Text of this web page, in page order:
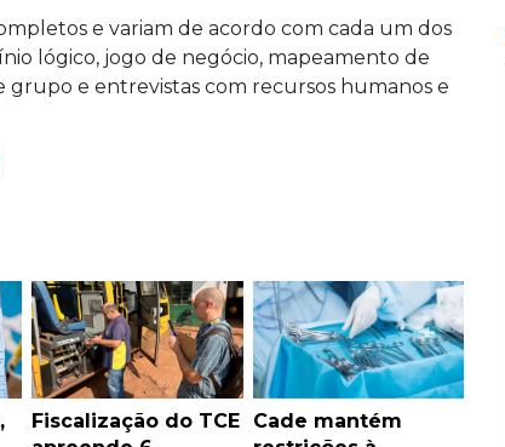
e variam de acordo com cada um dos
lógico, jogo de negócio, mapeamento de
grupo e entrevistas com recursos humanos e
Fiscalização do TCE
Cade mantém